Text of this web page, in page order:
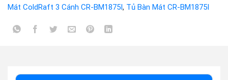
Mát ColdRaft 3 Cánh CR-BM1875I, Tủ Bàn Mát CR-BM1875I